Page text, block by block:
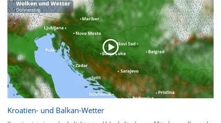
Kroatien- und Balkan-Wetter